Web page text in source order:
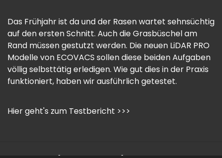
Das Frühjahr ist da und der Rasen wartet sehnsüchtig
auf den ersten Schnitt. Auch die Grasbüschel am
Rand müssen gestutzt werden. Die neuen LiDAR PRO
Modelle von ECOVACS sollen diese beiden Aufgaben
völlig selbsttätig erledigen. Wie gut dies in der Praxis
funktioniert, haben wir ausführlich getestet.
Hier geht's zum Testbericht >>>